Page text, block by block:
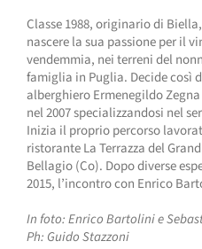
Classe 1988, originario di
nascere la sua passione per il
vendemmia, nei terreni del
famiglia in Puglia. Decide così
alberghiero Ermenegildo
nel 2007 specializzandosi nel
Inizia il proprio percorso
ristorante La Terrazza del
Bellagio (Co). Dopo diverse
2015, l’incontro con Enrico
In foto: Enrico Bartolini e
Ph: Guido Stazzoni